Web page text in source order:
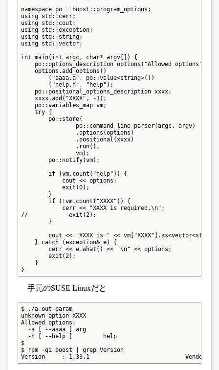
namespace po = boost::program_options;
using std::cerr;
using std::cout;
using std::exception;
using std::string;
using std::vector;
int main(int argc, char* argv[]) {
    po::options_description options("Allowed options");
    options.add_options()
        ("aaaa,a", po::value<string>())
        ("help,h", "help");
    po::positional_options_description xxxx;
    xxxx.add("XXXX", -1);
    po::variables_map vm;
    try {
        po::store(
                po::command_line_parser(argc, argv)
                .options(options)
                .positional(xxxx)
                .run(),
                vm);
        po::notify(vm);
        if (vm.count("help")) {
            cout << options;
            exit(0);
        }
        if (!vm.count("XXXX")) {
            cerr << "XXXX is required.\n";
//            exit(2);
        }
cout << "XXXX is " <<
    } catch (exception& e) {
        cerr << e.what() << "\n" << options;
        exit(2);
    }
}
手元のSUSE Linuxだと
$ ./a.out param
unknown option XXXX
Allowed options:
  -a [ --aaaa ] arg
  -h [ --help ]         help
$
$ rpm -qi boost | grep Version
Version     : 1.33.1                            Vendor: SUSE